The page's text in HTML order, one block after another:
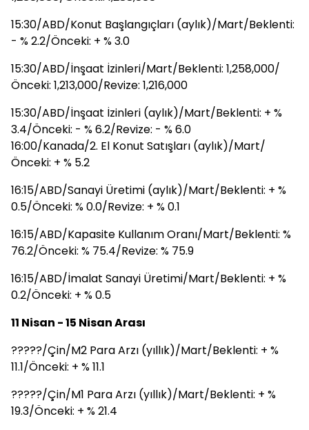
15:30/ABD/Konut Başlangıçları (aylık)/Mart/Beklenti:
- % 2.2/Önceki: + % 3.0
15:30/ABD/İnşaat İzinleri/Mart/Beklenti: 1,258,000/
Önceki: 1,213,000/Revize: 1,216,000
15:30/ABD/İnşaat İzinleri (aylık)/Mart/Beklenti: + %
3.4/Önceki: - % 6.2/Revize: - % 6.0
16:00/Kanada/2. El Konut Satışları (aylık)/Mart/
Önceki: + % 5.2
16:15/ABD/Sanayi Üretimi (aylık)/Mart/Beklenti: + %
0.5/Önceki: % 0.0/Revize: + % 0.1
16:15/ABD/Kapasite Kullanım Oranı/Mart/Beklenti: %
76.2/Önceki: % 75.4/Revize: % 75.9
16:15/ABD/İmalat Sanayi Üretimi/Mart/Beklenti: + %
0.2/Önceki: + % 0.5
11 Nisan - 15 Nisan Arası
?????/Çin/M2 Para Arzı (yıllık)/Mart/Beklenti: + %
11.1/Önceki: + % 11.1
?????/Çin/M1 Para Arzı (yıllık)/Mart/Beklenti: + %
19.3/Önceki: + % 21.4